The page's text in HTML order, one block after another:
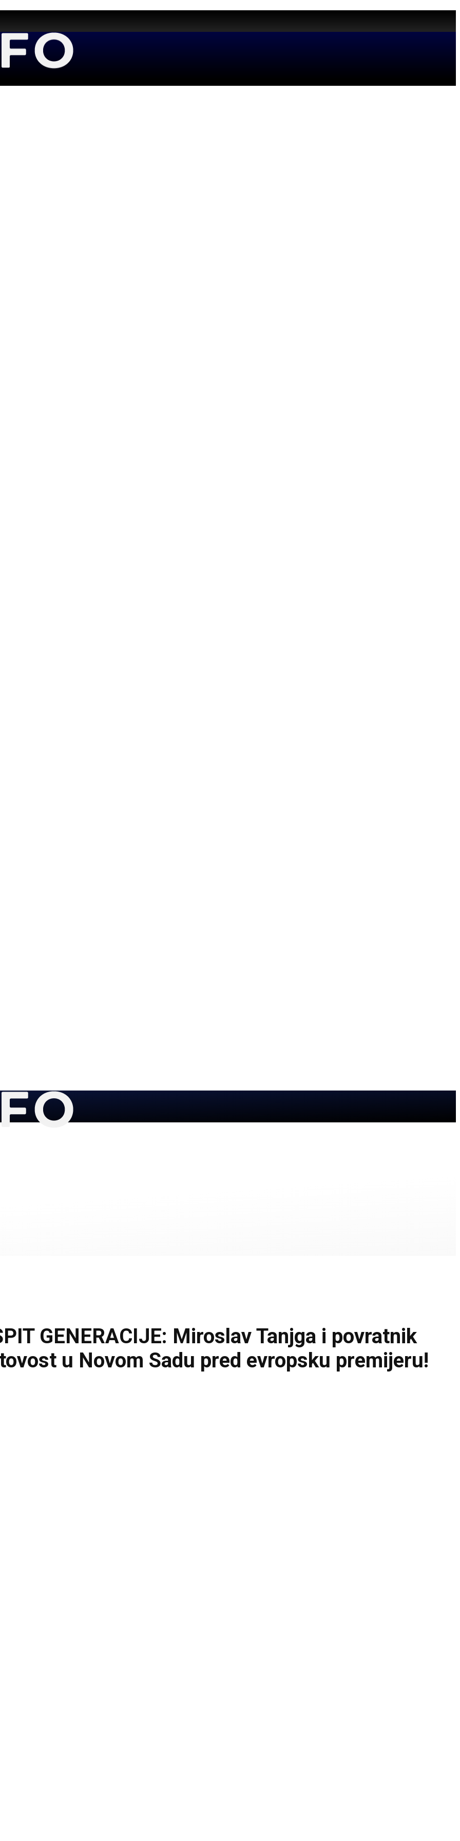
GENERACIJE: Miroslav Tanjga i povratnik
u Novom Sadu pred evropsku premijeru!